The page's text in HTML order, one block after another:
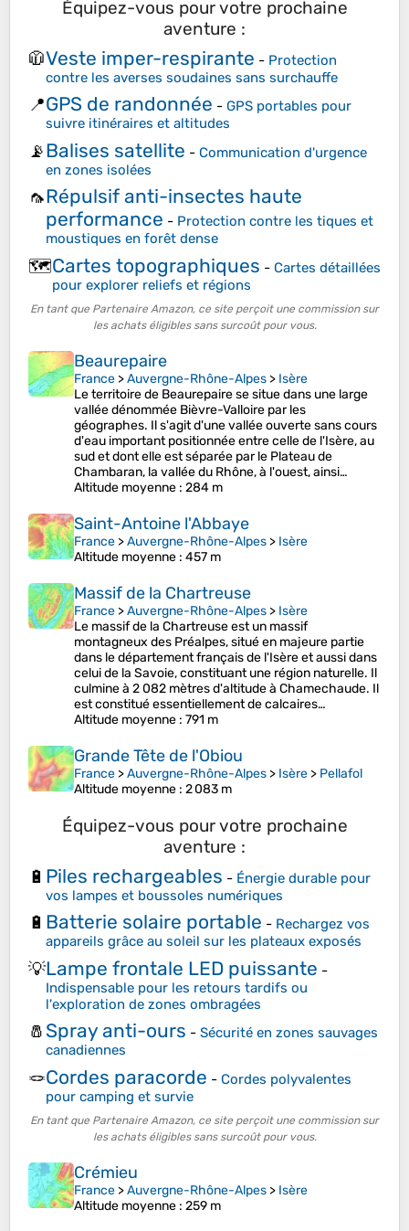
Équipez-vous pour votre prochaine
aventure :
🧥Veste imper-respirante - Protection
contre les averses soudaines sans surchauffe
📍GPS de randonnée - GPS portables pour
suivre itinéraires et altitudes
📡Balises satellite - Communication d'urgence
en zones isolées
🦟Répulsif anti-insectes haute
performance - Protection contre les tiques et
moustiques en forêt dense
🗺️Cartes topographiques - Cartes détaillées
pour explorer reliefs et régions
En tant que Partenaire Amazon, ce site perçoit une commission sur
les achats éligibles sans surcoût pour vous.
Beaurepaire
France >Auvergne-Rhône-Alpes > Isère
Le territoire de Beaurepaire se situe dans une large
vallée dénommée Bièvre-Valloire par les
géographes. Il s'agit d'une vallée ouverte sans cours
d'eau important positionnée entre celle de l'Isère, au
sud et dont elle est séparée par le Plateau de
Chambaran, la vallée du Rhône, à l'ouest, ainsi…
Altitude moyenne : 284 m
Saint-Antoine l'Abbaye
France >Auvergne-Rhône-Alpes > Isère
Altitude moyenne : 457 m
Massif de la Chartreuse
France >Auvergne-Rhône-Alpes > Isère
Le massif de la Chartreuse est un massif
montagneux des Préalpes, situé en majeure partie
dans le département français de l'Isère et aussi dans
celui de la Savoie, constituant une région naturelle. Il
culmine à 2 082 mètres d'altitude à Chamechaude. Il
est constitué essentiellement de calcaires…
Altitude moyenne : 791 m
Grande Tête de l'Obiou
France >Auvergne-Rhône-Alpes > Isère > Pellafol
Altitude moyenne : 2 083 m
Équipez-vous pour votre prochaine
aventure :
🔋 Piles rechargeables - Énergie durable pour
vos lampes et boussoles numériques
🔋 Batterie solaire portable - Rechargez vos
appareils grâce au soleil sur les plateaux exposés
💡Lampe frontale LED puissante -
Indispensable pour les retours tardifs ou
l'exploration de zones ombragées
🧂 Spray anti-ours - Sécurité en zones sauvages
canadiennes
🪢Cordes paracorde - Cordes polyvalentes
pour camping et survie
En tant que Partenaire Amazon, ce site perçoit une commission sur
les achats éligibles sans surcoût pour vous.
Crémieu
France >Auvergne-Rhône-Alpes > Isère
Altitude moyenne : 259 m